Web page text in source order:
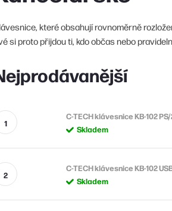
které obsahují rovnoměrně
si proto přijdou ti, kdo občas nebo
C-TECH klávesnice KB-102
Skladem
C-TECH klávesnice KB-102
Skladem